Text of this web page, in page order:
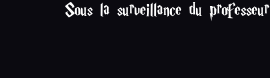
Sous la surveillance du professeur